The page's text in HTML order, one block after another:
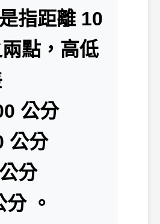
指距離 10
點，高低
公分
公分
分
。